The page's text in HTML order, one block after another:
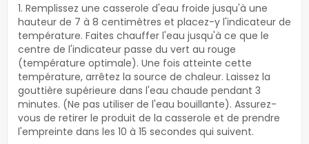
1. Remplissez une casserole d'eau froide jusqu'à une
hauteur de 7 à 8 centimètres et placez-y l'indicateur de
température. Faites chauffer l'eau jusqu'à ce que le
centre de l'indicateur passe du vert au rouge
(température optimale). Une fois atteinte cette
température, arrêtez la source de chaleur. Laissez la
gouttière supérieure dans l'eau chaude pendant 3
minutes. (Ne pas utiliser de l'eau bouillante). Assurez-
vous de retirer le produit de la casserole et de prendre
l'empreinte dans les 10 à 15 secondes qui suivent.